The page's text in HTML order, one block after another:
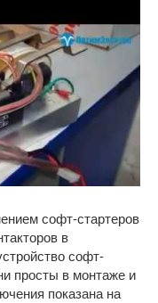
софт-стартеров
в
софт-
просты в монтаже и
показана на